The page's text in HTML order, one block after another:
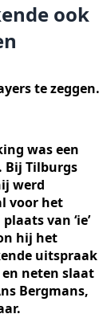
ook
te zeggen.
was een
Bij Tilburgs
werd
voor het
van ‘ie’
hij het
uitspraak
neten slaat
Bergmans,